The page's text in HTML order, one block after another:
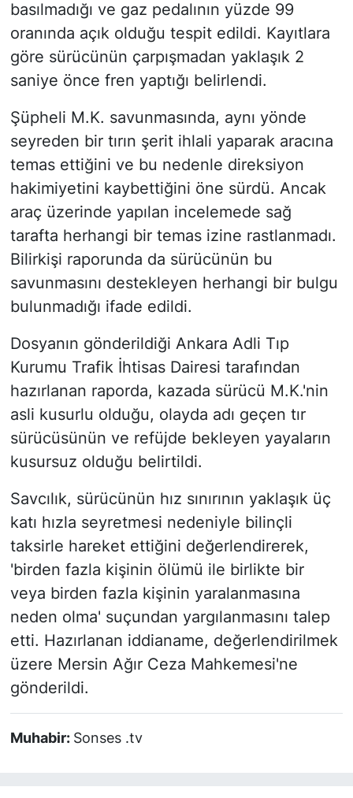
basılmadığı ve gaz pedalının yüzde 99
oranında açık olduğu tespit edildi. Kayıtlara
göre sürücünün çarpışmadan yaklaşık 2
saniye önce fren yaptığı belirlendi.
Şüpheli M.K. savunmasında, aynı yönde
seyreden bir tırın şerit ihlali yaparak aracına
temas ettiğini ve bu nedenle direksiyon
hakimiyetini kaybettiğini öne sürdü. Ancak
araç üzerinde yapılan incelemede sağ
tarafta herhangi bir temas izine rastlanmadı.
Bilirkişi raporunda da sürücünün bu
savunmasını destekleyen herhangi bir bulgu
bulunmadığı ifade edildi.
Dosyanın gönderildiği Ankara Adli Tıp
Kurumu Trafik İhtisas Dairesi tarafından
hazırlanan raporda, kazada sürücü M.K.'nin
asli kusurlu olduğu, olayda adı geçen tır
sürücüsünün ve refüjde bekleyen yayaların
kusursuz olduğu belirtildi.
Savcılık, sürücünün hız sınırının yaklaşık üç
katı hızla seyretmesi nedeniyle bilinçli
taksirle hareket ettiğini değerlendirerek,
'birden fazla kişinin ölümü ile birlikte bir
veya birden fazla kişinin yaralanmasına
neden olma' suçundan yargılanmasını talep
etti. Hazırlanan iddianame, değerlendirilmek
üzere Mersin Ağır Ceza Mahkemesi'ne
gönderildi.
Muhabir: Sonses .tv